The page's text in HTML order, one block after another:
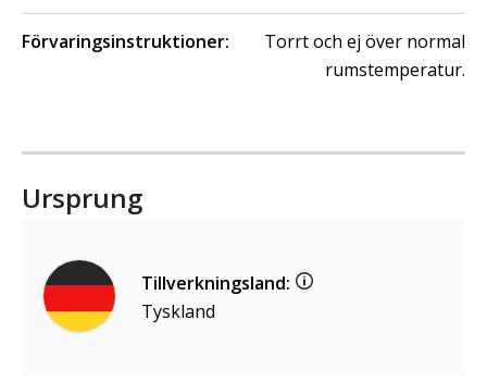
Förvaringsinstruktioner:
Torrt och ej över normal
rumstemperatur.
Ursprung
Tillverkningsland:
Tyskland